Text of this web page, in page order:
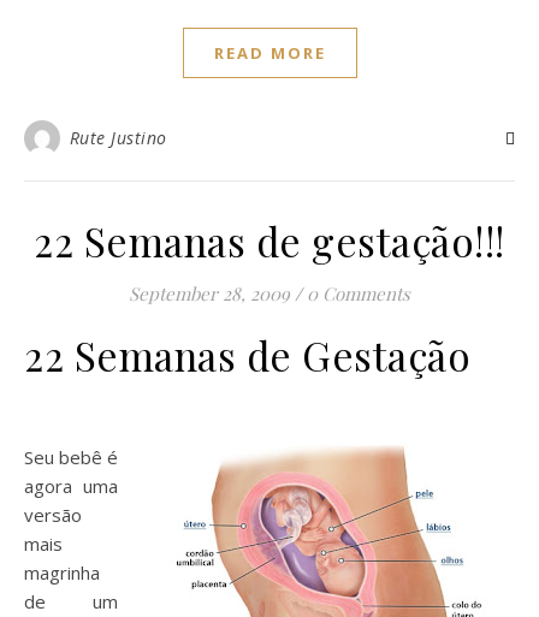
READ MORE
Rute Justino
22 Semanas de gestação!!!
September 28, 2009 / 0 Comments
22 Semanas de Gestação
Seu bebê é
agora uma
versão
mais
magrinha
de um